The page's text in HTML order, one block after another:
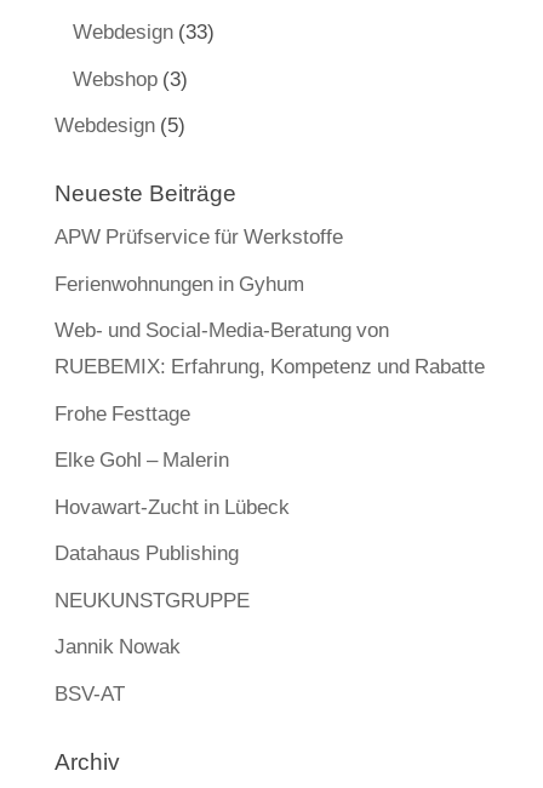
Webdesign(33)
Webshop(3)
Webdesign(5)
Neueste Beiträge
APW Prüfservice für Werkstoffe
Ferienwohnungen in Gyhum
Web- und Social-Media-Beratung von
RUEBEMIX: Erfahrung, Kompetenz und Rabatte
Frohe Festtage
Elke Gohl – Malerin
Hovawart-Zucht in Lübeck
Datahaus Publishing
NEUKUNSTGRUPPE
Jannik Nowak
BSV-AT
Archiv